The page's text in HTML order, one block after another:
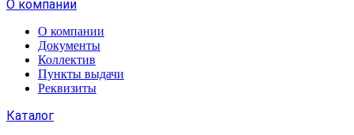
О компании
О компании
Документы
Коллектив
Пункты выдачи
Реквизиты
Каталог